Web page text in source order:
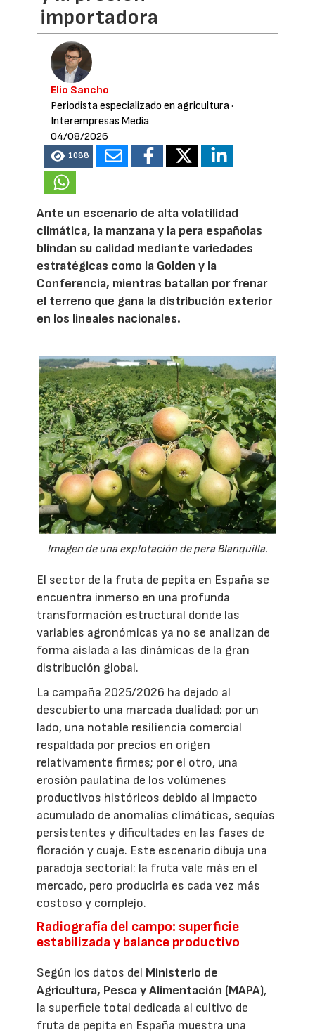
importadora
Elio Sancho
Periodista especializado en agricultura·
Interempresas Media
04/08/2026
1088
Ante un escenario de alta volatilidad
climática, la manzana y la pera españolas
blindan su calidad mediante variedades
estratégicas como la Golden y la
Conferencia, mientras batallan por frenar
el terreno que gana la distribución exterior
en los lineales nacionales.
Imagen de una explotación de pera Blanquilla.
El sector de la fruta de pepita en España se
encuentra inmerso en una profunda
transformación estructural donde las
variables agronómicas ya no se analizan de
forma aislada a las dinámicas de la gran
distribución global.
La campaña 2025/2026 ha dejado al
descubierto una marcada dualidad: por un
lado, una notable resiliencia comercial
respaldada por precios en origen
relativamente firmes; por el otro, una
erosión paulatina de los volúmenes
productivos históricos debido al impacto
acumulado de anomalías climáticas, sequías
persistentes y dificultades en las fases de
floración y cuaje. Este escenario dibuja una
paradoja sectorial: la fruta vale más en el
mercado, pero producirla es cada vez más
costoso y complejo.
Radiografía del campo: superficie
estabilizada y balance productivo
Según los datos del Ministerio de
Agricultura, Pesca y Alimentación (MAPA),
la superficie total dedicada al cultivo de
fruta de pepita en España muestra una